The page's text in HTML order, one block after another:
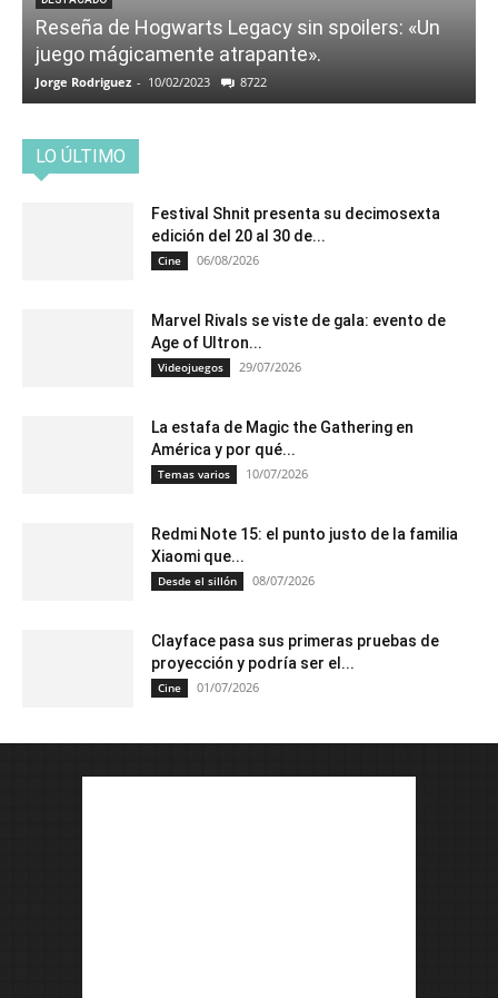
Reseña de Hogwarts Legacy sin spoilers: «Un
juego mágicamente atrapante».
Jorge Rodriguez - 10/02/2023 8722
LO ÚLTIMO
Festival Shnit presenta su decimosexta
edición del 20 al 30 de...
Cine 06/08/2026
Marvel Rivals se viste de gala: evento de
Age of Ultron...
Videojuegos 29/07/2026
La estafa de Magic the Gathering en
América y por qué...
Temas varios 10/07/2026
Redmi Note 15: el punto justo de la familia
Xiaomi que...
Desde el sillón 08/07/2026
Clayface pasa sus primeras pruebas de
proyección y podría ser el...
Cine 01/07/2026